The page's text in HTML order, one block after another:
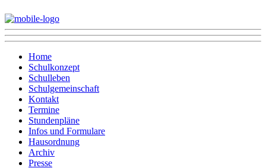
Home
Schulkonzept
Schulleben
Schulgemeinschaft
Kontakt
Termine
Stundenpläne
Infos und Formulare
Hausordnung
Archiv
Presse